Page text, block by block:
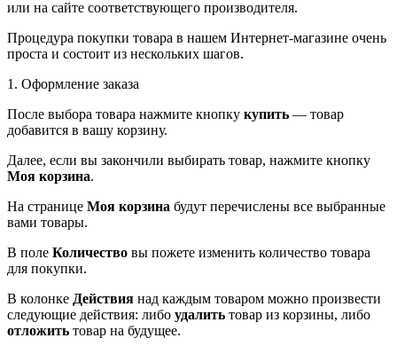
или на сайте соответствующего производителя.
Процедура покупки товара в нашем Интернет-магазине очень
проста и состоит из нескольких шагов.
1. Оформление заказа
После выбора товара нажмите кнопку купить — товар
добавится в вашу корзину.
Далее, если вы закончили выбирать товар, нажмите кнопку
Моя корзина.
На странице Моя корзина будут перечислены все выбранные
вами товары.
В поле Количество вы пожете изменить количество товара
для покупки.
В колонке Действия над каждым товаром можно произвести
следующие действия: либо удалить товар из корзины, либо
отложить товар на будущее.